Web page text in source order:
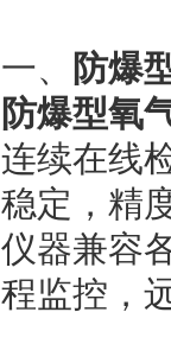
一、
防爆
防爆型氧
连续在线
稳定，精
仪器兼容
程监控，